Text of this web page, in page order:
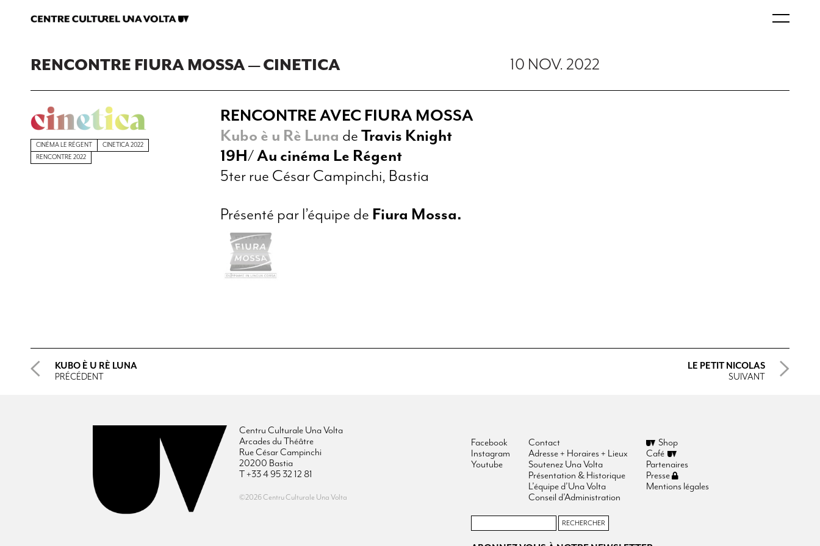
RENCONTRE FIURA MOSSA — CINETICA 10 NOV. 2022
CINÉMA LE RÉGENT
CINETICA 2022
RENCONTRE 2022
RENCONTRE AVEC FIURA MOSSA
Kubo è u Rè Luna deTravis Knight
19H/ Au cinéma Le Régent
5ter rue César Campinchi, Bastia
Présenté par l’équipe de Fiura Mossa.
KUBO È U RÈ LUNA
PRÉCÉDENT
LE PETIT NICOLAS
SUIVANT
Centru Culturale Una Volta
Arcades du Théâtre
Rue César Campinchi
20200 Bastia
T +33 4 95 32 12 81
©2026 Centru Culturale Una Volta
Facebook
Instagram
Youtube
Contact
Adresse + Horaires + Lieux
Soutenez Una Volta
Présentation & Historique
L’équipe d’Una Volta
Conseil d’Administration
Shop
Café
Partenaires
Presse
Mentions légales